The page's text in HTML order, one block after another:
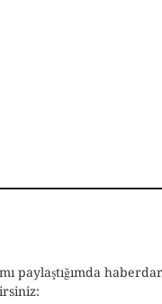
paylaştığımda